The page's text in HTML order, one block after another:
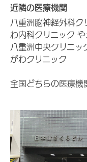
近隣の医療機関
八重洲脳神経外科ク
わ内科クリニック
八重洲中央クリニ
がわクリニック
全国どちらの医療機